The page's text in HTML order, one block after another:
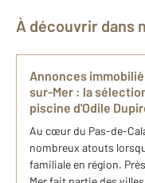
À découvrir
​Annonces
sur-Mer : ​la
piscine ​d'Odile
Au cœur du Pas-de-
nombreux atouts
familiale en région.